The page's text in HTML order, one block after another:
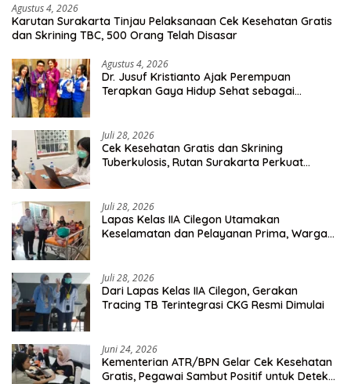
Agustus 4, 2026
Karutan Surakarta Tinjau Pelaksanaan Cek Kesehatan Gratis
dan Skrining TBC, 500 Orang Telah Disasar
Agustus 4, 2026
Dr. Jusuf Kristianto Ajak Perempuan
Terapkan Gaya Hidup Sehat sebagai
Juli 28, 2026
Cek Kesehatan Gratis dan Skrining
Tuberkulosis, Rutan Surakarta Perkuat
Juli 28, 2026
Lapas Kelas IIA Cilegon Utamakan
Keselamatan dan Pelayanan Prima, Warga
Juli 28, 2026
Dari Lapas Kelas IIA Cilegon, Gerakan
Tracing TB Terintegrasi CKG Resmi Dimulai
Juni 24, 2026
Kementerian ATR/BPN Gelar Cek Kesehatan
Gratis, Pegawai Sambut Positif untuk Deteksi